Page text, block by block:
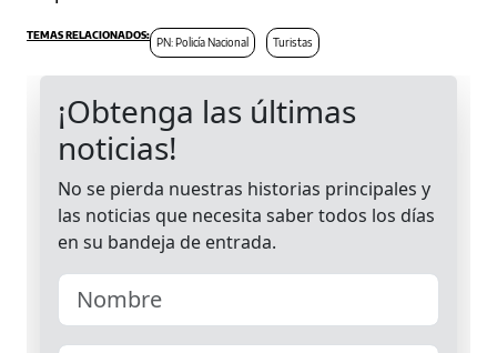
PN: Policía Nacional Turistas